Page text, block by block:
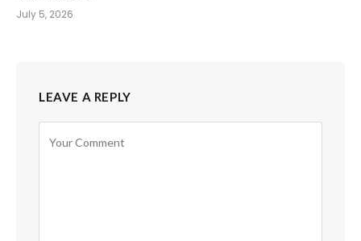
July 5, 2026
LEAVE A REPLY